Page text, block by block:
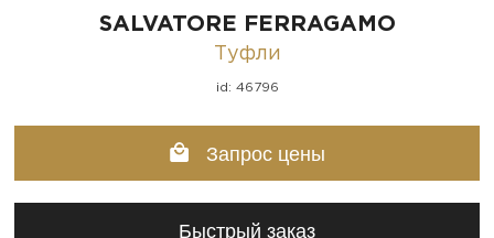
SALVATORE FERRAGAMO
Туфли
id: 46796
Запрос цены
Быстрый заказ